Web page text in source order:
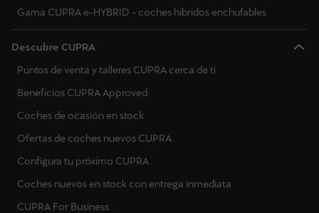
Gama CUPRA e-HYBRID - coches híbridos enchufables
Descubre CUPRA
Puntos de venta y talleres CUPRA cerca de ti
Beneficios CUPRA Approved
Coches de ocasión en stock
Ofertas de coches nuevos CUPRA
Configura tu próximo CUPRA
Coches nuevos en stock con entrega inmediata
CUPRA For Business